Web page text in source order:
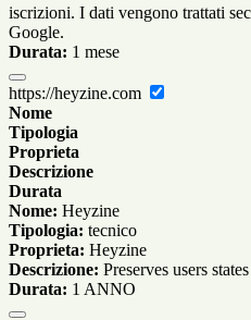
iscrizioni. I dati vengono trattati
Google.
Durata: 1 mese
https://heyzine.com
Nome
Tipologia
Proprieta
Descrizione
Durata
Nome: Heyzine
Tipologia: tecnico
Proprieta: Heyzine
Descrizione: Preserves users
Durata: 1 ANNO